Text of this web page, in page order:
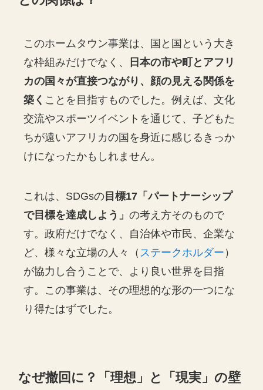
このホームタウン事業は、国と国という大き
な枠組みだけでなく、
日本の市や町とアフリ
カの国々が直接つながり、顔の見える関係を
築く ことを目指すものでした。例えば、文化
交流やスポーツイベントを通じて、子どもた
ちが遠いアフリカの国を身近に感じるきっか
けになったかもしれません。
これは、SDGsの 目標17「パートナーシップ
で目標を達成しよう」の考え方そのもので
す。政府だけでなく、自治体や市民、企業な
ど、様々な立場の人々（ ステークホルダー ）
が協力し合うことで、より良い世界を目指
す。この事業は、その理想的な形の一つにな
り得たはずでした。
なぜ撤回に？「理想」と「現実」の壁